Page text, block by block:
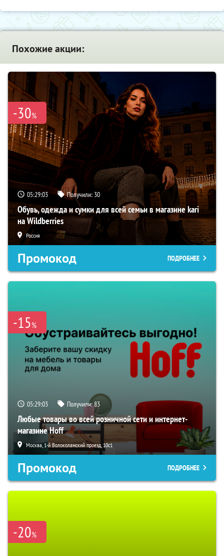
Похожие акции:
-30%
05:29:02 Получили: 30
Обувь, одежда и сумки для всей семьи в магазине kari
на Wildberries
Россия
Промокод ПОДРОБНЕЕ
-15%
05:29:02 Получили:83
Любые товары во всей розничной сети и интернет-
магазине Hoff
Москва, 1-й Волоколамский проезд, 10с1
Промокод ПОДРОБНЕЕ
-20%